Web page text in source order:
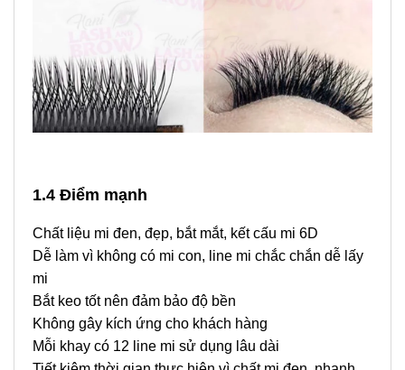
1.4 Điểm mạnh
Chất liệu mi đen, đẹp, bắt mắt, kết cấu mi 6D
Dễ làm vì không có mi con, line mi chắc chắn dễ lấy
mi
Bắt keo tốt nên đảm bảo độ bền
Không gây kích ứng cho khách hàng
Mỗi khay có 12 line mi sử dụng lâu dài